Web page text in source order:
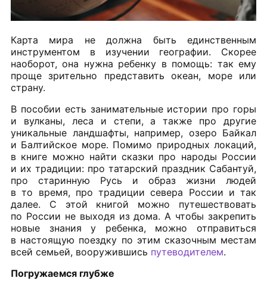
Карта мира не должна быть единственным
инструментом в изучении географии. Скорее
наоборот, она нужна ребенку в помощь: так ему
проще зрительно представить океан, море или
страну.
В пособии есть занимательные истории про горы
и вулканы, леса и степи, а также про другие
уникальные ландшафты, например, озеро Байкал
и Балтийское море. Помимо природных локаций,
в книге можно найти сказки про народы России
и их традиции: про татарский праздник Сабантуй,
про старинную Русь и образ жизни людей
в то время, про традиции севера России и так
далее. С этой книгой можно путешествовать
по России не выходя из дома. А чтобы закрепить
новые знания у ребенка, можно отправиться
в настоящую поездку по этим сказочным местам
всей семьей, вооружившись путеводителем.
Погружаемся глубже